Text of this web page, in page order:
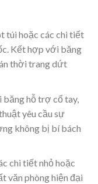
túi hoặc các chi tiết
Kết hợp với băng
thời trang dứt
hỗ trợ cổ tay,
yêu cầu sự
không bị bí bách
chi tiết nhỏ hoặc
văn phòng hiện đại